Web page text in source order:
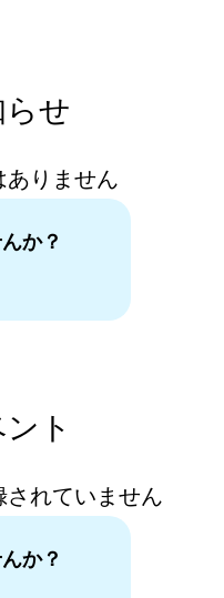
せ
ありません
か？
ト
されていません
か？